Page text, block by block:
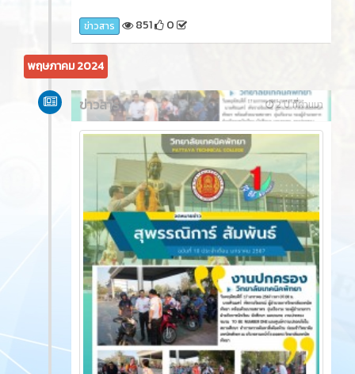
ข่าวสาร 851 0
พฤษภาคม 2024
2 ปี ที่ผ่านมา
ข่าวสาร